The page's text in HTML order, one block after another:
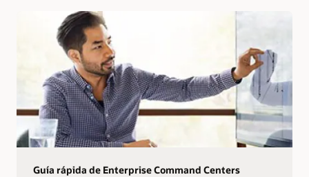
Guía rápida de Enterprise Command Centers